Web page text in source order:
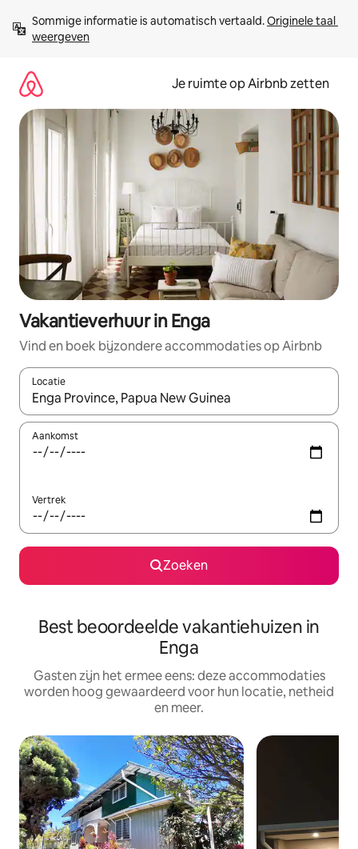
direct
naar
Sommige informatie is automatisch vertaald. Originele taal
weergeven
Je ruimte op Airbnb zetten
Vakantieverhuur in Enga
Vind en boek bijzondere accommodaties op Airbnb
Locatie
Wanneer er suggesties beschikbaar zijn, maak je een keuze
Aankomst
Vertrek
Zoeken
Best beoordeelde vakantiehuizen in
Enga
Gasten zijn het ermee eens: deze accommodaties
worden hoog gewaardeerd voor hun locatie, netheid
en meer.